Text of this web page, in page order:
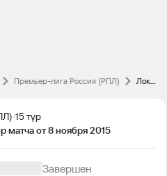
Премьер-лига Россия (РПЛ) Локомотив - Зенит: обзор матча от 8 ноября 2015
15 тур
матча от 8 ноября 2015
Завершен